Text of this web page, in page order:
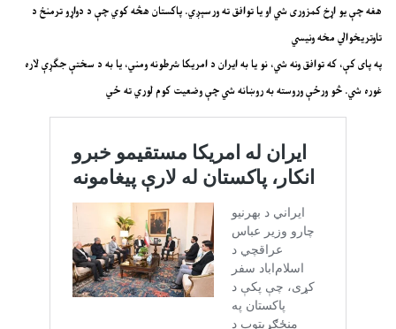
هغه چې یو اړخ کمزوری شي او یا توافق ته ورسېږي. پاکستان هڅه کوي چې د دواړو ترمنځ د
تاوتریخوالي مخه ونیسي
په پای کې، که توافق ونه شي، نو یا به ایران د امریکا شرطونه ومني، یا به د سختې جګړې لاره
غوره شي. څو ورځې وروسته به روښانه شي چې وضعیت کوم لوري ته ځي